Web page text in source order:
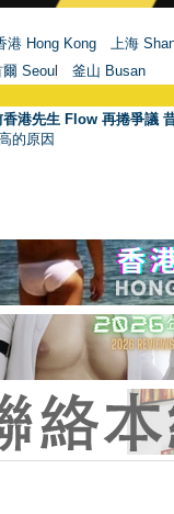
港 Hong Kong 上海
爾 Seou 釜山 Busan
香港先生 Flow 再捲爭議
的原因